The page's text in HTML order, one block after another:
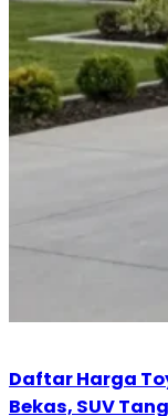
Daftar Harga
Bekas, SUV